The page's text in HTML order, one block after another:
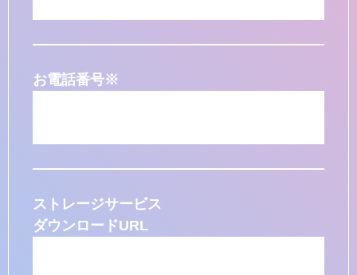
お電話番号※
ストレージサービス
ダウンロードURL